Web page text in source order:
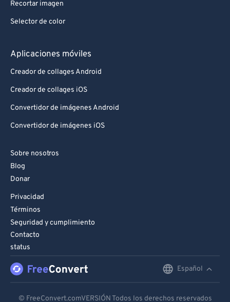
Recortar imagen
Selector de color
Aplicaciones móviles
Creador de collages Android
Creador de collages iOS
Convertidor de imágenes Android
Convertidor de imágenes iOS
Sobre nosotros
Blog
Donar
Privacidad
Términos
Seguridad y cumplimiento
Contacto
status
Español
© FreeConvert.comVERSIÓN Todos los derechos reservados